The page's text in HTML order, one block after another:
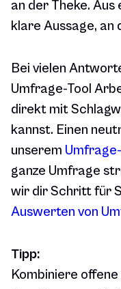
an der Theke.
klare Aussage, an
Bei vielen
Umfrage-Tool
direkt mit
kannst. Einen
unserem
ganze Umfrage
wir dir Schritt für
Auswerten von
Tipp:
Kombiniere